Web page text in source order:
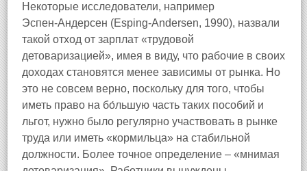
Некоторые исследователи, например
Эспен‑Андерсен (Esping‑Andersen, 1990), назвали
такой отход от зарплат «трудовой
детоваризацией», имея в виду, что рабочие в своих
доходах становятся менее зависимы от рынка. Но
это не совсем верно, поскольку для того, чтобы
иметь право на бо́льшую часть таких пособий и
льгот, нужно было регулярно участвовать в рынке
труда или иметь «кормильца» на стабильной
должности. Более точное определение – «мнимая